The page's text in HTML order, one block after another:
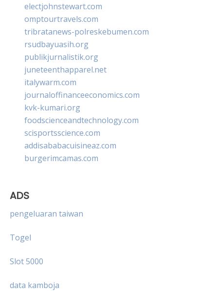
electjohnstewart.com
omptourtravels.com
tribratanews-polreskebumen.com
rsudbayuasih.org
publikjurnalistik.org
juneteenthapparel.net
italywarm.com
journaloffinanceeconomics.com
kvk-kumari.org
foodscienceandtechnology.com
scisportsscience.com
addisababacuisineaz.com
burgerimcamas.com
ADS
pengeluaran taiwan
Togel
Slot 5000
data kamboja